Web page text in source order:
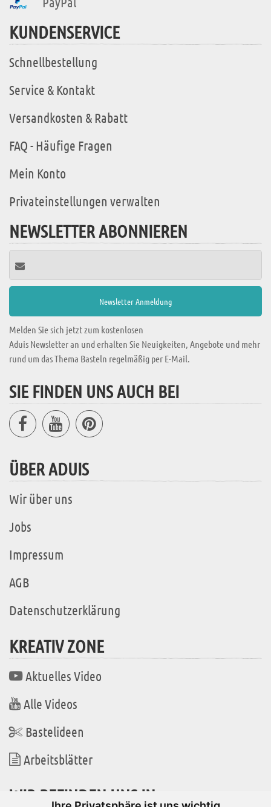
KUNDENSERVICE
Schnellbestellung
Service & Kontakt
Versandkosten & Rabatt
FAQ - Häufige Fragen
Mein Konto
Privateinstellungen verwalten
NEWSLETTER ABONNIEREN
Melden Sie sich jetzt zum kostenlosen
Aduis Newsletter an und erhalten Sie Neuigkeiten, Angebote und mehr
rund um das Thema Basteln regelmäßig per E-Mail.
SIE FINDEN UNS AUCH BEI
ÜBER ADUIS
Wir über uns
Jobs
Impressum
AGB
Datenschutzerklärung
KREATIV ZONE
Aktuelles Video
Alle Videos
Bastelideen
Arbeitsblätter
WIR BEFINDEN UNS IN